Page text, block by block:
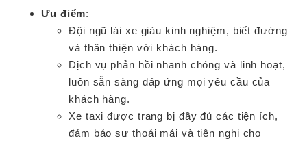
Ưu điểm:
Đội ngũ lái xe giàu kinh nghiệm, biết đường
và thân thiện với khách hàng.
Dịch vụ phản hồi nhanh chóng và linh hoạt,
luôn sẵn sàng đáp ứng mọi yêu cầu của
khách hàng.
Xe taxi được trang bị đầy đủ các tiện ích,
đảm bảo sự thoải mái và tiện nghi cho